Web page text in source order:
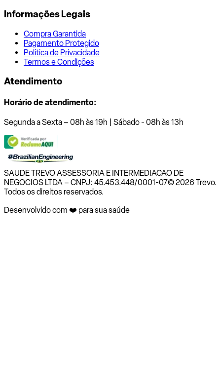
Informações Legais
Compra Garantida
Pagamento Protegido
Política de Privacidade
Termos e Condições
Atendimento
Horário de atendimento:
Segunda a Sexta – 08h às 19h | Sábado - 08h às 13h
SAUDE TREVO ASSESSORIA E INTERMEDIACAO DE
NEGOCIOS LTDA – CNPJ: 45.453.448/0001-07© 2026 Trevo.
Todos os direitos reservados.
Desenvolvido com ❤️ para sua saúde